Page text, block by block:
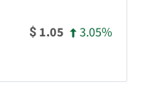
$ 1.05 3.05%